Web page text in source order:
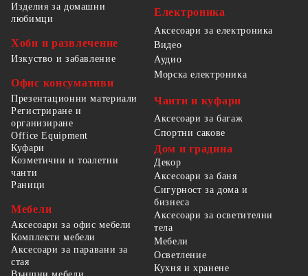
Изделия за домашни
любимци
Хоби и развлечение
Изкуство и забавление
Офис консумативи
Презентационни материали
Регистриране и
организиране
Office Equipment
Електроника
Аксесоари за електроника
Видео
Аудио
Морска електроника
Чанти и куфари
Аксесоари за багаж
Спортни сакове
Куфари
Козметични и тоалетни
чанти
Раници
Мебели
Аксесоари за офис мебели
Комплекти мебели
Аксесоари за паравани за
стая
Дом и градина
Декор
Аксесоари за баня
Сигурност за дома и
бизнеса
Аксесоари за осветителни
тела
Мебели
Осветление
Кухня и хранене